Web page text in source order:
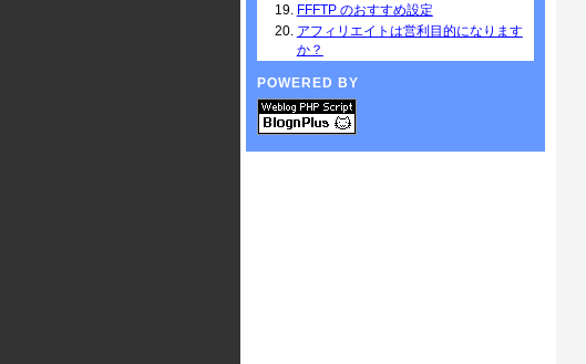
FFFTP のおすすめ設定
アフィリエイトは営利目的になります
か？
POWERED BY